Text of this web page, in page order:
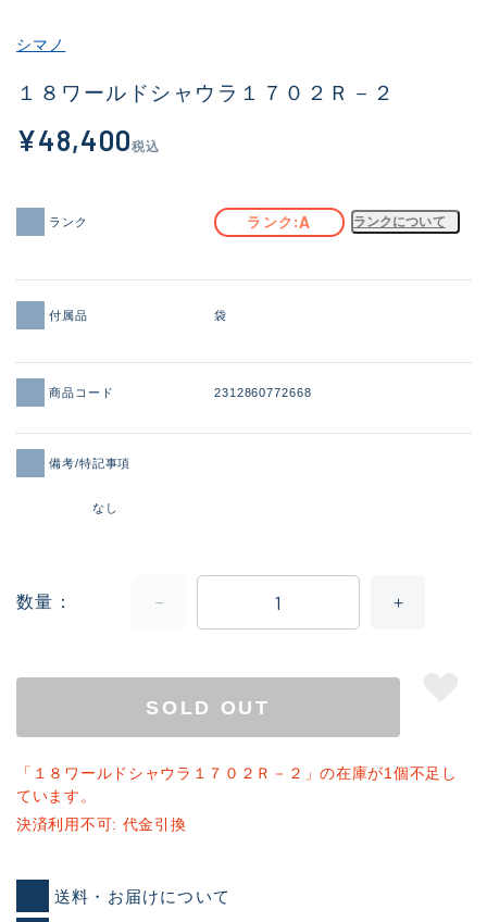
新商品(1877)
価格
シマノ
１８ワールドシャウラ１７０２Ｒ－２
¥48,400税込
ランク ランク A ランクについて
付属品 袋
商品コード 2312860772668
備考/特記事項
なし
数量
SOLD OUT
「１８ワールドシャウラ１７０２Ｒ－２」の在庫が1個不足し
ています。
決済利用不可: 代金引換
送料・お届けについて